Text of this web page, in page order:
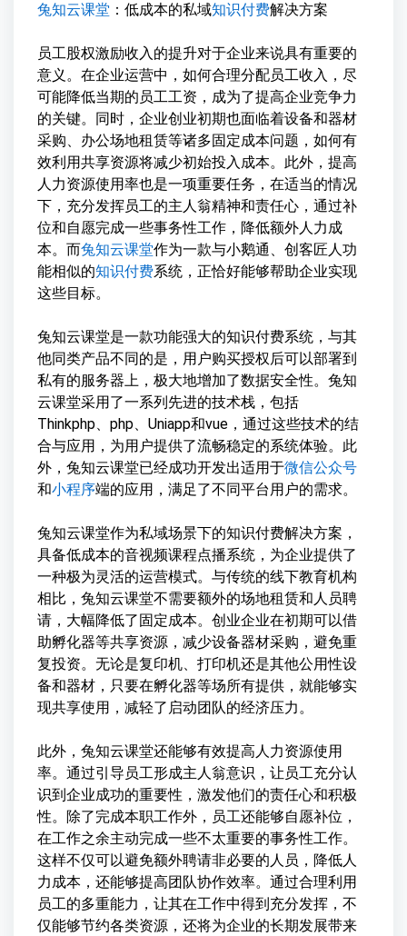
兔知云课堂 ：低成本的私域知识付费解决方案
员工股权激励收入的提升对于企业来说具有重要的
意义。在企业运营中，如何合理分配员工收入，尽
可能降低当期的员工工资，成为了提高企业竞争力
的关键。同时，企业创业初期也面临着设备和器材
采购、办公场地租赁等诸多固定成本问题，如何有
效利用共享资源将减少初始投入成本。此外，提高
人力资源使用率也是一项重要任务，在适当的情况
下，充分发挥员工的主人翁精神和责任心，通过补
位和自愿完成一些事务性工作，降低额外人力成
本。而兔知云课堂作为一款与小鹅通、创客匠人功
能相似的知识付费系统，正恰好能够帮助企业实现
这些目标。
兔知云课堂是一款功能强大的知识付费系统，与其
他同类产品不同的是，用户购买授权后可以部署到
私有的服务器上，极大地增加了数据安全性。兔知
云课堂采用了一系列先进的技术栈，包括
Thinkphp、php、Uniapp和vue，通过这些技术的结
合与应用，为用户提供了流畅稳定的系统体验。此
外，兔知云课堂已经成功开发出适用于微信公众号
和小程序端的应用，满足了不同平台用户的需求。
兔知云课堂作为私域场景下的知识付费解决方案，
具备低成本的音视频课程点播系统，为企业提供了
一种极为灵活的运营模式。与传统的线下教育机构
相比，兔知云课堂不需要额外的场地租赁和人员聘
请，大幅降低了固定成本。创业企业在初期可以借
助孵化器等共享资源，减少设备器材采购，避免重
复投资。无论是复印机、打印机还是其他公用性设
备和器材，只要在孵化器等场所有提供，就能够实
现共享使用，减轻了启动团队的经济压力。
此外，兔知云课堂还能够有效提高人力资源使用
率。通过引导员工形成主人翁意识，让员工充分认
识到企业成功的重要性，激发他们的责任心和积极
性。除了完成本职工作外，员工还能够自愿补位，
在工作之余主动完成一些不太重要的事务性工作。
这样不仅可以避免额外聘请非必要的人员，降低人
力成本，还能够提高团队协作效率。通过合理利用
员工的多重能力，让其在工作中得到充分发挥，不
仅能够节约各类资源，还将为企业的长期发展带来